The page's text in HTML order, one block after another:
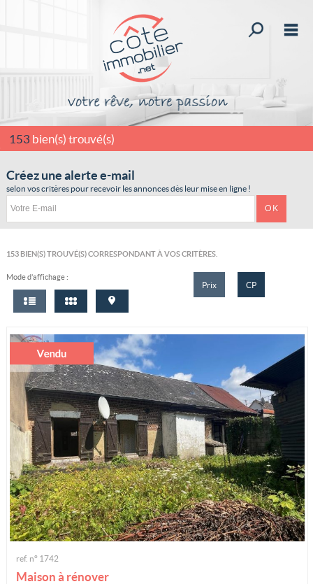
Affiner la
Vendre
Louer
Rejoignez-nous
Mon compte
Mes sélections 0
Accueil
Qui sommes-nous ?
Nos conseillers
Estimation gratuite
Alerte e-mail
Contact
153 bien(s) trouvé(s)
Créez une alerte e-mail
selon vos critères pour recevoir les annonces dès leur mise en ligne !
153BIEN(S) TROUVÉ(S) CORRESPONDANT À VOS CRITÈRES.
Mode d’affichage :
Prix CP
ref. n° 1742
Maison à rénover